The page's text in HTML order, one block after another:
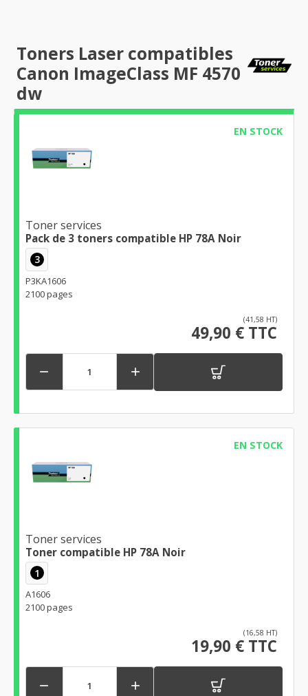
Toners Laser compatibles
Canon ImageClass MF 4570
dw
EN STOCK
Toner services
Pack de 3 toners compatible HP 78A Noir
3
P3KA1606
2100 pages
(41,58 HT)
49,90 € TTC
 
EN STOCK
Toner services
Toner compatible HP 78A Noir
1
A1606
2100 pages
(16,58 HT)
19,90 € TTC
 